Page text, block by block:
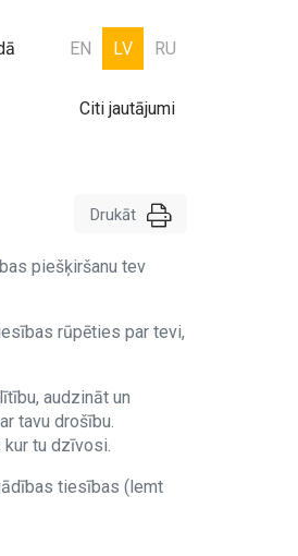
EN LV RU
Citi jautājumi
Drukāt
piešķiršanu tev
rūpēties par tevi,
audzināt un
tavu drošību.
kur tu dzīvosi.
tiesības (lemt